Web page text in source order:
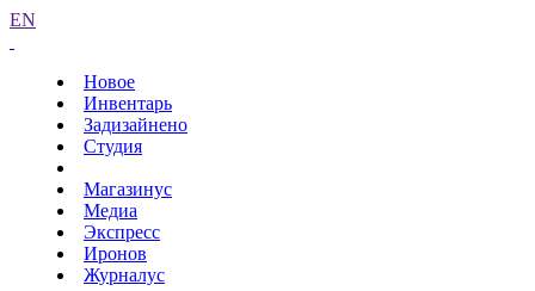
EN
Новое
Инвентарь
Задизайнено
Студия
Магазинус
Медиа
Экспресс
Иронов
Журналус